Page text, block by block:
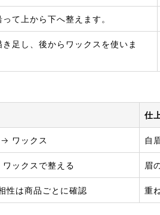
て上から下へ整えます。
足し、後からワックスを使いま
仕
ワックス 自
ックスで整える 眉
性は商品ごとに確認 重